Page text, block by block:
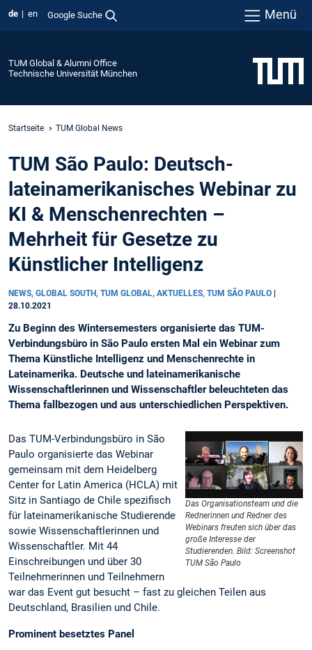
de en Google Suche Menü
TUM Global & Alumni Office
Technische Universität München
Startseite TUM Global News
TUM São Paulo: Deutsch-
lateinamerikanisches Webinar zu
KI & Menschenrechten –
Mehrheit für Gesetze zu
Künstlicher Intelligenz
NEWS, GLOBAL SOUTH, TUM GLOBAL, AKTUELLES, TUM SÃO PAULO
28.10.2021
Zu Beginn des Wintersemesters organisierte das TUM-
Verbindungsbüro in São Paulo ersten Mal ein Webinar zum
Thema Künstliche Intelligenz und Menschenrechte in
Lateinamerika. Deutsche und lateinamerikanische
Wissenschaftlerinnen und Wissenschaftler beleuchteten das
Thema fallbezogen und aus unterschiedlichen Perspektiven.
Das Organisationsteam und die
Rednerinnen und Redner des
Webinars freuten sich über das
große Interesse der
Studierenden. Bild: Screenshot
TUM São Paulo
Das TUM-Verbindungsbüro in São
Paulo organisierte das Webinar
gemeinsam mit dem Heidelberg
Center for Latin America (HCLA) mit
Sitz in Santiago de Chile spezifisch
für lateinamerikanische Studierende
sowie Wissenschaftlerinnen und
Wissenschaftler. Mit 44
Einschreibungen und über 30
Teilnehmerinnen und Teilnehmern
war das Event gut besucht – fast zu gleichen Teilen aus
Deutschland, Brasilien und Chile.
Prominent besetztes Panel